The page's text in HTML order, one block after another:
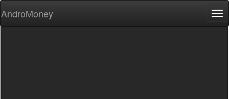
AndroMoney